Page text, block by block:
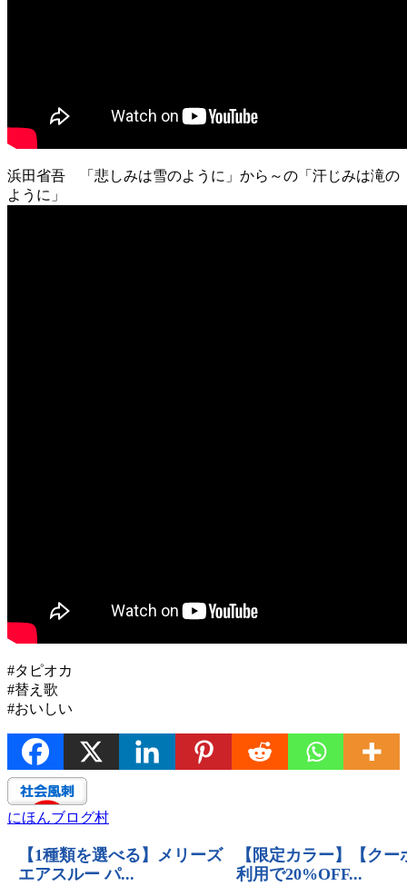
浜田省吾 「悲しみは雪のように」から～の「汗じみは滝の
ように」
#タピオカ
#替え歌
#おいしい
にほんブログ村